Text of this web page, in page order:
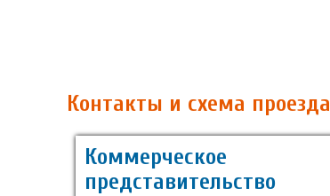
Контакты и схема проезда
Коммерческое
представительство